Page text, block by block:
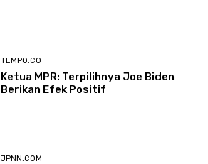
TEMPO.CO
Ketua MPR: Terpilihnya Joe Biden
Berikan Efek Positif
JPNN.COM